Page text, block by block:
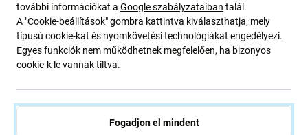
AziFixes i94 Tape Primer / Tapadásfokozó
professzionális megoldás az okostelefonokon,
táblagépeken és egyéb elektronikus eszközökön használt
kétoldalas ragasztószalagok ragasztási teljesítményének
alapozó jelentősen megnöveli a tapadási szilárdságot,
biztosítva a stabil és tartós eredményt.
további információkat a Google szabályzataiban talál.
A "Cookie-beállítások" gombra kattintva kiválaszthatja, mely
típusú cookie-kat és nyomkövetési technológiákat engedélyezi.
Egyes funkciók nem működhetnek megfelelően, ha bizonyos
cookie-k le vannak tiltva.
Fogadjon el mindent